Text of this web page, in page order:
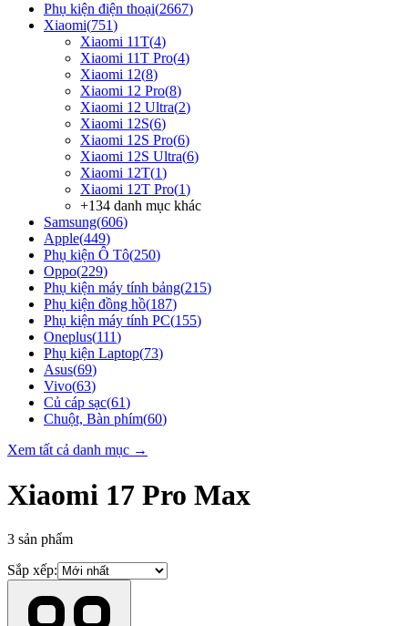
Phụ kiện điện thoại(2667)
Xiaomi(751)
Xiaomi 11T(4)
Xiaomi 11T Pro(4)
Xiaomi 12(8)
Xiaomi 12 Pro(8)
Xiaomi 12 Ultra(2)
Xiaomi 12S(6)
Xiaomi 12S Pro(6)
Xiaomi 12S Ultra(6)
Xiaomi 12T(1)
Xiaomi 12T Pro(1)
+134 danh mục khác
Samsung(606)
Apple(449)
Phụ kiện Ô Tô(250)
Oppo(229)
Phụ kiện máy tính bảng(215)
Phụ kiện đồng hồ(187)
Phụ kiện máy tính PC(155)
Oneplus(111)
Phụ kiện Laptop(73)
Asus(69)
Vivo(63)
Củ cáp sạc(61)
Chuột, Bàn phím(60)
Xem tất cả danh mục →
Xiaomi 17 Pro Max
3 sản phẩm
Sắp xếp: